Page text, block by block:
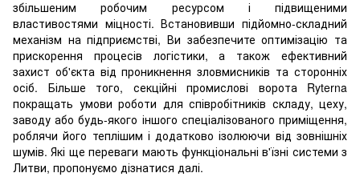
збільшеним робочим ресурсом і підвищеними
властивостями міцності. Встановивши підйомно-складний
механізм на підприємстві, Ви забезпечите оптимізацію та
прискорення процесів логістики, а також ефективний
захист об'єкта від проникнення зловмисників та сторонніх
осіб. Більше того, секційні промислові ворота Ryterna
покращать умови роботи для співробітників складу, цеху,
заводу або будь-якого іншого спеціалізованого приміщення,
роблячи його теплішим і додатково ізолюючи від зовнішніх
шумів. Які ще переваги мають функціональні в'їзні системи з
Литви, пропонуємо дізнатися далі.